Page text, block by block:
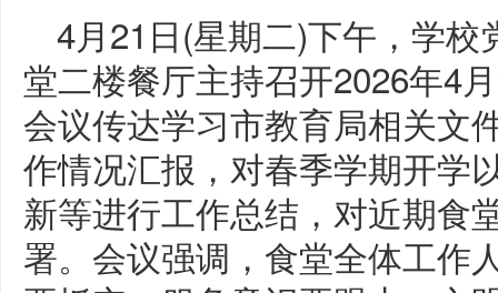
4月21日(星期二)下午，学
堂二楼餐厅主持召开2026年4
会议传达学习市教育局相关文
作情况汇报，对春季学期开学
新等进行工作总结，对近期食
署。会议强调，食堂全体工作